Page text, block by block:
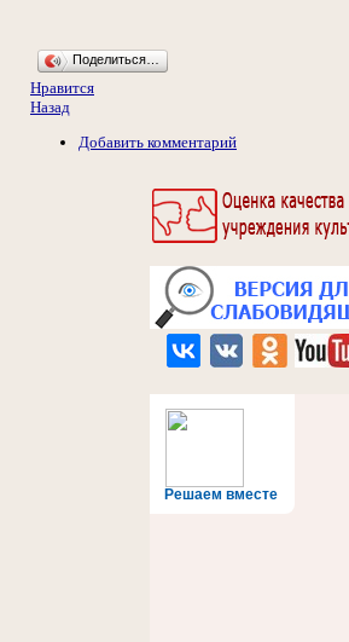
Решаем вместе
Поделиться…
Нравится
Назад
Добавить комментарий